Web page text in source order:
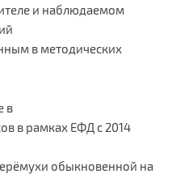
и наблюдаемом
в методических
в
в рамках ЕФД с 2014
обыкновенной на